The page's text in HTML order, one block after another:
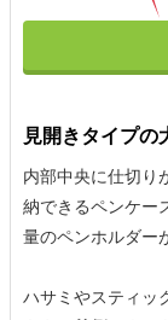
見開きタイプの
内部中央に仕切り
納できるペンケー
量のペンホルダー
ハサミやスティッ